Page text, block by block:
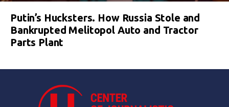
Putin’s Hucksters. How Russia Stole and
Bankrupted Melitopol Auto and Tractor
Parts Plant